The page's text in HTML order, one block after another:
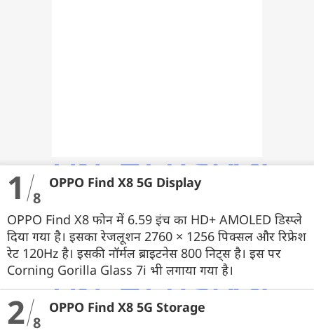
1 8
OPPO Find X8 5G Display
OPPO Find X8 फोन में 6.59 इंच का HD+ AMOLED डिस्प्ले
दिया गया है। इसका रेजलूशन 2760 × 1256 पिक्सल और रिफ्रेश
रेट 120Hz है। इसकी नॉर्मल ब्राइटनेस 800 निट्स है। इस पर
Corning Gorilla Glass 7i भी लगाया गया है।
2 8
OPPO Find X8 5G Storage